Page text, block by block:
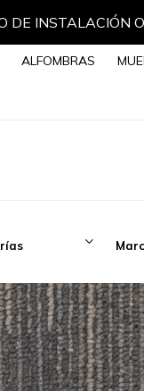
DE INSTALACIÓN
ALFOMBRAS